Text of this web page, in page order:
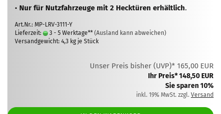
• Nur für Nutzfahrzeuge mit 2 Hecktüren erhältlich.
Art.Nr.: MP-LRV-3111-Y
Lieferzeit:
3 - 5 Werktage** (Ausland kann abweichen)
Versandgewicht: 4,3 kg je Stück
Unser Preis bisher (UVP)* 165,00 EUR
Ihr Preis* 148,50 EUR
Sie sparen 10%
inkl. 19% MwSt. zzgl. Versand